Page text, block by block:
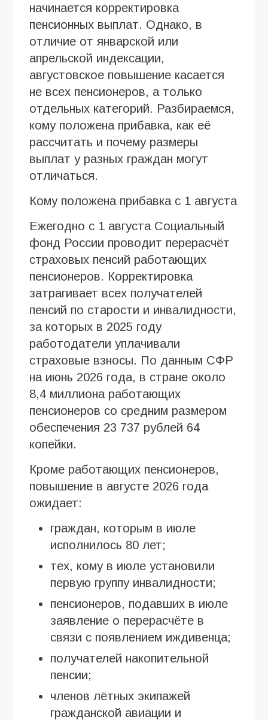
начинается корректировка
пенсионных выплат. Однако, в
отличие от январской или
апрельской индексации,
августовское повышение касается
не всех пенсионеров, а только
отдельных категорий. Разбираемся,
кому положена прибавка, как её
рассчитать и почему размеры
выплат у разных граждан могут
отличаться.
Кому положена прибавка с 1 августа
Ежегодно с 1 августа Социальный
фонд России проводит перерасчёт
страховых пенсий работающих
пенсионеров. Корректировка
затрагивает всех получателей
пенсий по старости и инвалидности,
за которых в 2025 году
работодатели уплачивали
страховые взносы. По данным СФР
на июнь 2026 года, в стране около
8,4 миллиона работающих
пенсионеров со средним размером
обеспечения 23 737 рублей 64
копейки.
Кроме работающих пенсионеров,
повышение в августе 2026 года
ожидает:
граждан, которым в июле
исполнилось 80 лет;
тех, кому в июле установили
первую группу инвалидности;
пенсионеров, подавших в июле
заявление о перерасчёте в
связи с появлением иждивенца;
получателей накопительной
пенсии;
членов лётных экипажей
гражданской авиации и